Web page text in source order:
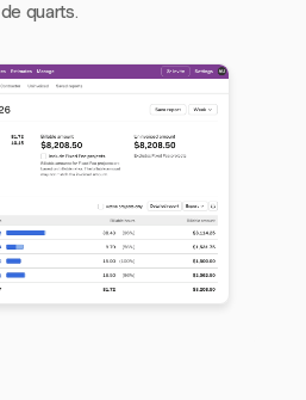
de quarts.